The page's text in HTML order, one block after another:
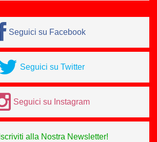
Seguici su Facebook
Seguici su Twitter
Seguici su Instagram
Iscriviti alla Nostra Newsletter!